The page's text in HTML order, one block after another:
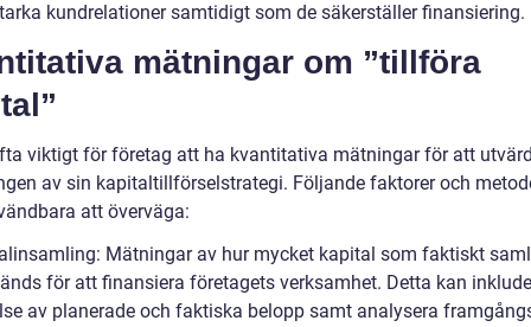
kundrelationer samtidigt som de säkerställer finansiering.
mätningar om ”tillföra
viktigt för företag att ha kvantitativa mätningar för att
av sin kapitaltillförselstrategi. Följande faktorer och
att överväga:
Mätningar av hur mycket kapital som faktiskt
för att finansiera företagets verksamhet. Detta kan
av planerade och faktiska belopp samt analysera